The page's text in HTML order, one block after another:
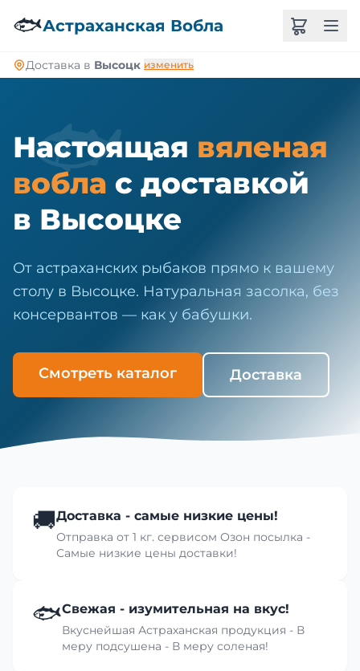
🐟Астраханская Вобла
Доставка в Высоцк изменить
🐟
Настоящая вяленая
вобла с доставкой
в Высоцке
От астраханских рыбаков прямо к вашему
столу в Высоцке. Натуральная засолка, без
консервантов — как у бабушки.
Смотреть каталог Доставка
🚚Доставка - самые низкие цены!
Отправка от 1 кг. сервисом Озон посылка -
Самые низкие цены доставки!
🐟Свежая - изумительная на вкус!
Вкуснейшая Астраханская продукция - В
меру подсушена - В меру соленая!